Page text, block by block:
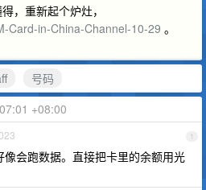
，重新起个炉灶，
Card-in-China-Channel-10-29 。
号码
+08:00
1
会跑数据。直接把卡里的余额用光